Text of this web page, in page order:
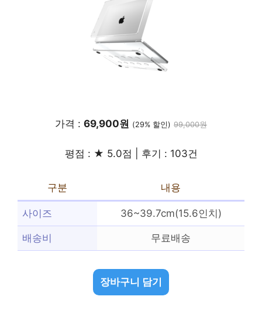
가격 : 69,900원 (29% 할인) 99,000원
평점 : ★ 5.0점 | 후기 : 103건
구분 내용
사이즈 36~39.7cm(15.6인치)
배송비 무료배송
장바구니 담기